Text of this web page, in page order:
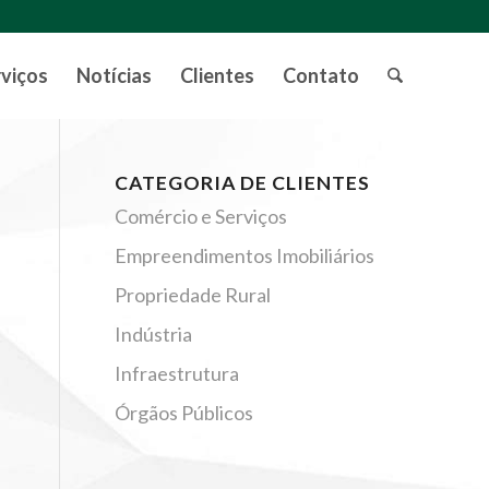
Notícias Clientes Contato
CATEGORIA DE CLIENTES
Comércio e Serviços
Empreendimentos Imobiliários
Propriedade Rural
Indústria
Infraestrutura
Órgãos Públicos